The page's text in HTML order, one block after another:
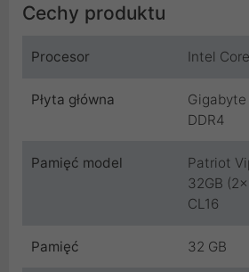
Cechy produktu
Procesor Intel
Płyta główna
Gigabyte
DDR4
Pamięć model
Patriot
32GB
CL16
Pamięć 32 GB